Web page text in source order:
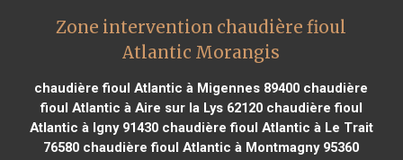
Zone intervention chaudière fioul
Atlantic Morangis
chaudière fioul Atlantic à Migennes 89400 chaudière
fioul Atlantic à Aire sur la Lys 62120chaudière fioul
Atlantic à Igny 91430chaudière fioul Atlantic à Le Trait
76580 chaudière fioul Atlantic à Montmagny 95360